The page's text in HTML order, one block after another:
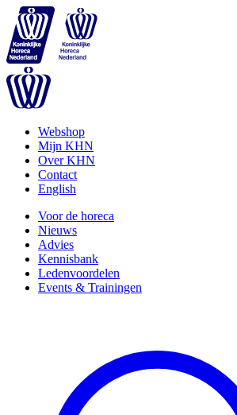
Webshop
Mijn KHN
Over KHN
Contact
English
Voor de horeca
Nieuws
Advies
Kennisbank
Ledenvoordelen
Events & Trainingen